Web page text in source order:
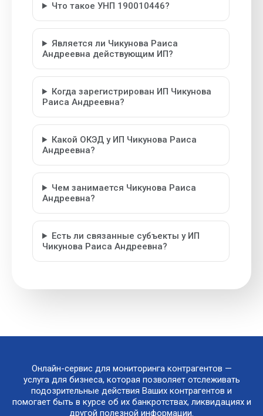
Что такое УНП 190010446?
Является ли Чикунова Раиса
Андреевна действующим ИП?
Когда зарегистрирован ИП Чикунова
Раиса Андреевна?
Какой ОКЭД у ИП Чикунова Раиса
Андреевна?
Чем занимается Чикунова Раиса
Андреевна?
Есть ли связанные субъекты у ИП
Чикунова Раиса Андреевна?
Онлайн-сервис для мониторинга контрагентов —
услуга для бизнеса, которая позволяет отслеживать
подозрительные действия Ваших контрагентов и
помогает быть в курсе об их банкротствах, ликвидациях и
другой полезной информации.